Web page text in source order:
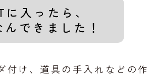
に入ったら、
んできました！
付け、道具の手入れなどの作